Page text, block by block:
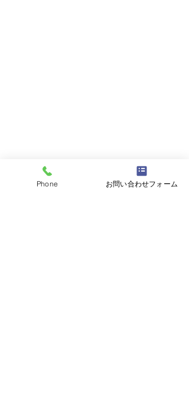
Phone お問い合わせフォーム